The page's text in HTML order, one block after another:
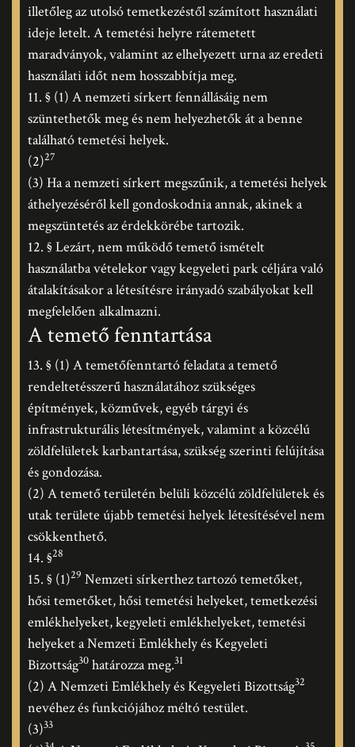
illetőleg az utolsó temetkezéstől számított használati
ideje letelt. A temetési helyre rátemetett
maradványok, valamint az elhelyezett urna az eredeti
használati időt nem hosszabbítja meg.
11. § (1) A nemzeti sírkert fennállásáig nem
szüntethetők meg és nem helyezhetők át a benne
található temetési helyek.
(2)27
(3) Ha a nemzeti sírkert megszűnik, a temetési helyek
áthelyezéséről kell gondoskodnia annak, akinek a
megszüntetés az érdekkörébe tartozik.
12. § Lezárt, nem működő temető ismételt
használatba vételekor vagy kegyeleti park céljára való
átalakításakor a létesítésre irányadó szabályokat kell
megfelelően alkalmazni.
A temető fenntartása
13. § (1) A temetőfenntartó feladata a temető
rendeltetésszerű használatához szükséges
építmények, közművek, egyéb tárgyi és
infrastrukturális létesítmények, valamint a közcélú
zöldfelületek karbantartása, szükség szerinti felújítása
és gondozása.
(2) A temető területén belüli közcélú zöldfelületek és
utak területe újabb temetési helyek létesítésével nem
csökkenthető.
14. §28
15. § (1)29 Nemzeti sírkerthez tartozó temetőket,
hősi temetőket, hősi temetési helyeket, temetkezési
emlékhelyeket, kegyeleti emlékhelyeket, temetési
helyeket a Nemzeti Emlékhely és Kegyeleti
Bizottság30 határozza meg.31
(2) A Nemzeti Emlékhely és Kegyeleti Bizottság32
nevéhez és funkciójához méltó testület.
(3)33